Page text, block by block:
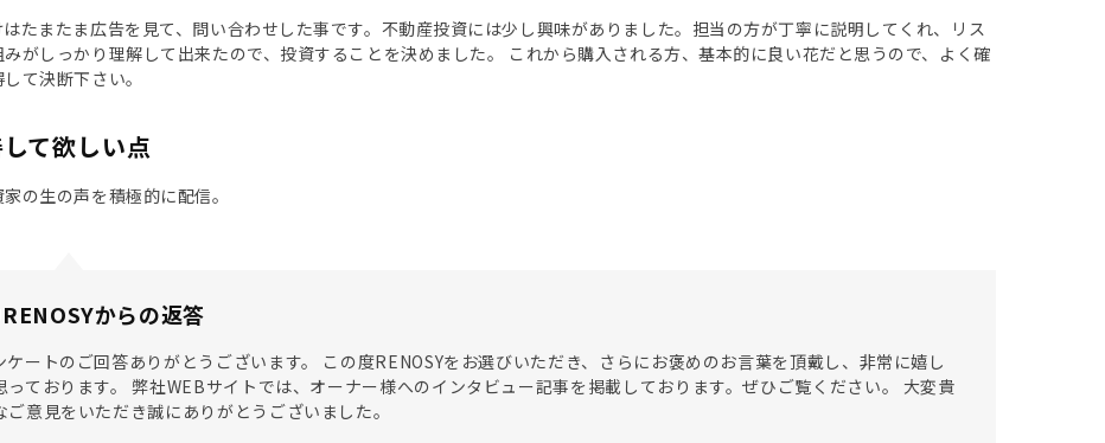
はたまたま広告を見て、問い合わせした事です。不動産投資には少し興味がありました。担当の方が丁寧に説明してくれ、リス
みがしっかり理解して出来たので、投資することを決めました。 これから購入される方、基本的に良い花だと思うので、よく確
て決断下さい。
て欲しい点
の生の声を積極的に配信。
RENOSYからの返答
ケートのご回答ありがとうございます。 この度RENOSYをお選びいただき、さらにお褒めのお言葉を頂戴し、非常に嬉し
っております。 弊社WEBサイトでは、オーナー様へのインタビュー記事を掲載しております。ぜひご覧ください。 大変貴
ご意見をいただき誠にありがとうございました。